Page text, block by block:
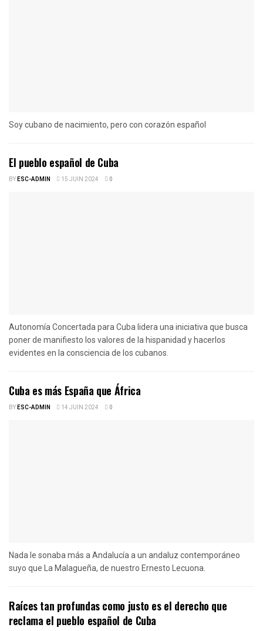
Soy cubano de nacimiento, pero con corazón español
El pueblo español de Cuba
BYESC-ADMIN 15 JUIN 2024 0
Autonomía Concertada para Cuba lidera una iniciativa que busca
poner de manifiesto los valores de la hispanidad y hacerlos
evidentes en la consciencia de los cubanos.
Cuba es más España que África
BYESC-ADMIN 14 JUIN 2024 0
Nada le sonaba más a Andalucía a un andaluz contemporáneo
suyo que La Malagueña, de nuestro Ernesto Lecuona.
Raíces tan profundas como justo es el derecho que
reclama el pueblo español de Cuba